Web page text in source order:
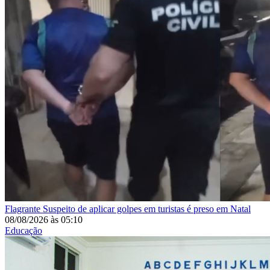
Flagrante Suspeito de aplicar golpes em turistas é preso em Natal
08/08/2026 às 05:10
Educação